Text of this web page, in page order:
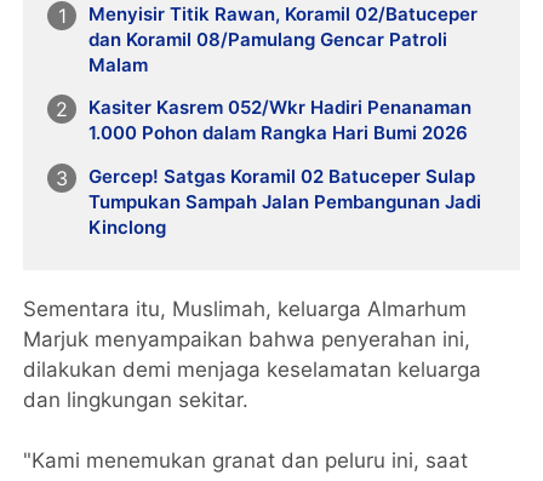
Menyisir Titik Rawan, Koramil 02/Batuceper
dan Koramil 08/Pamulang Gencar Patroli
Malam
Kasiter Kasrem 052/Wkr Hadiri Penanaman
1.000 Pohon dalam Rangka Hari Bumi 2026
Gercep! Satgas Koramil 02 Batuceper Sulap
Tumpukan Sampah Jalan Pembangunan Jadi
Kinclong
Sementara itu, Muslimah, keluarga Almarhum
Marjuk menyampaikan bahwa penyerahan ini,
dilakukan demi menjaga keselamatan keluarga
dan lingkungan sekitar.
"Kami menemukan granat dan peluru ini, saat